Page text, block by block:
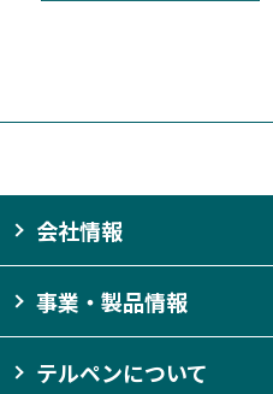
会社情報
事業・製品情報
テルペンについて